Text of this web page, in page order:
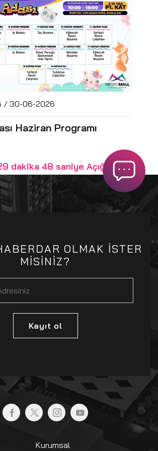
/ 30-06-2026
Haziran Programı
dakika 48 saniye Açığız
OLMAK İSTER
MİSİNİZ?
Kayıt ol
Kurumsal